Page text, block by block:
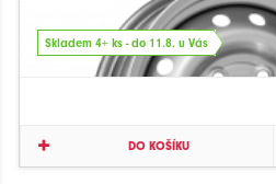
Skladem 4+ ks - do 11.8. u Vás
DO KOŠÍKU